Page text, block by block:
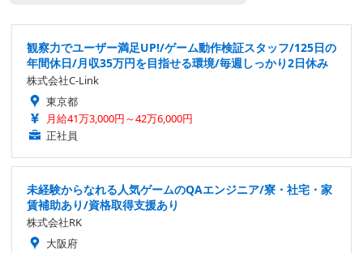
観察力でユーザー満足UP!/ゲーム動作検証スタッフ/125日の
年間休日/月収35万円を目指せる環境/毎週しっかり2日休み
株式会社C-Link
東京都
月給41万3,000円～42万6,000円
正社員
未経験からなれる人気ゲームのQAエンジニア/寮・社宅・家
賃補助あり/資格取得支援あり
株式会社RK
大阪府